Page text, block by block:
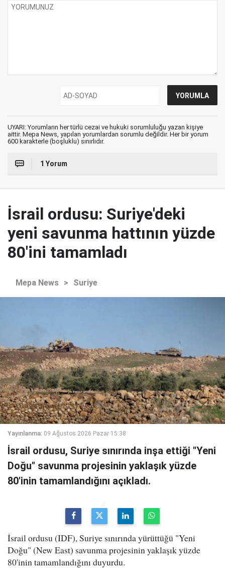
UYARI: Yorumların her türlü cezai ve hukuki sorumluluğu yazan kişiye
aittir. Mepa News, yapılan yorumlardan sorumlu değildir. Her bir yorum
600 karakterle (boşluklu) sınırlıdır.
1 Yorum
İsrail ordusu: Suriye'deki
yeni savunma hattının yüzde
80'ini tamamladı
Mepa News > Suriye
Yayınlanma: 09 Ağustos 2026 Pazar 15:38
İsrail ordusu, Suriye sınırında inşa ettiği "Yeni
Doğu" savunma projesinin yaklaşık yüzde
80'inin tamamlandığını açıkladı.
İsrail ordusu (IDF), Suriye sınırında yürüttüğü "Yeni
Doğu" (New East) savunma projesinin yaklaşık yüzde
80'inin tamamlandığını duyurdu.